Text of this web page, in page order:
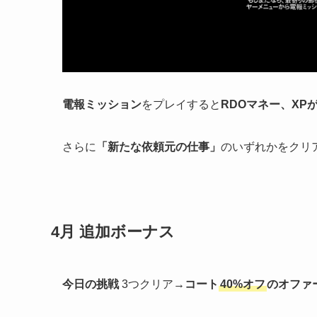
電報ミッションをプレイすると RDOマネー、XP
さらに 「新たな依頼元の仕事」 のいずれかをクリ
4月 追加ボーナス
今日の挑戦3つクリア→ コート 40%オフのオファ